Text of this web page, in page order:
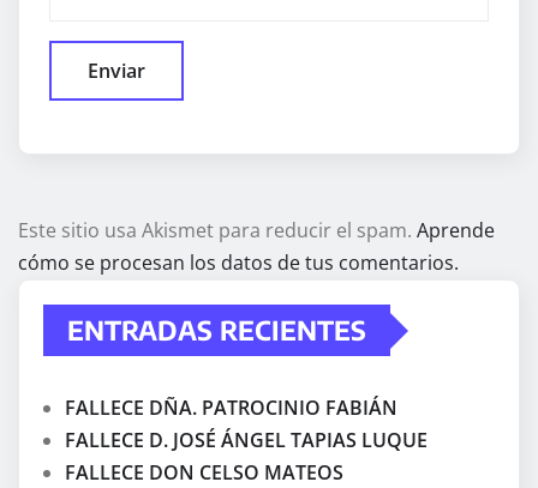
Este sitio usa Akismet para reducir el spam. Aprende
cómo se procesan los datos de tus comentarios.
ENTRADAS RECIENTES
FALLECE DÑA. PATROCINIO FABIÁN
FALLECE D. JOSÉ ÁNGEL TAPIAS LUQUE
FALLECE DON CELSO MATEOS